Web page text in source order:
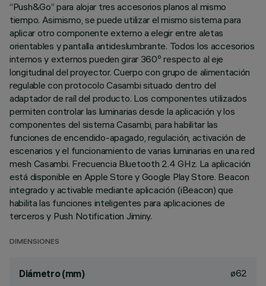
“Push&Go” para alojar tres accesorios planos al mismo
tiempo. Asimismo, se puede utilizar el mismo sistema para
aplicar otro componente externo a elegir entre aletas
orientables y pantalla antideslumbrante. Todos los accesorios
internos y externos pueden girar 360º respecto al eje
longitudinal del proyector. Cuerpo con grupo de alimentación
regulable con protocolo Casambi situado dentro del
adaptador de raíl del producto. Los componentes utilizados
permiten controlar las luminarias desde la aplicación y los
componentes del sistema Casambi, para habilitar las
funciones de encendido-apagado, regulación, activación de
escenarios y el funcionamiento de varias luminarias en una red
mesh Casambi. Frecuencia Bluetooth 2.4 GHz. La aplicación
está disponible en Apple Store y Google Play Store. Beacon
integrado y activable mediante aplicación (iBeacon) que
habilita las funciones inteligentes para aplicaciones de
terceros y Push Notification Jiminy.
DIMENSIONES
Diámetro (mm) ø62